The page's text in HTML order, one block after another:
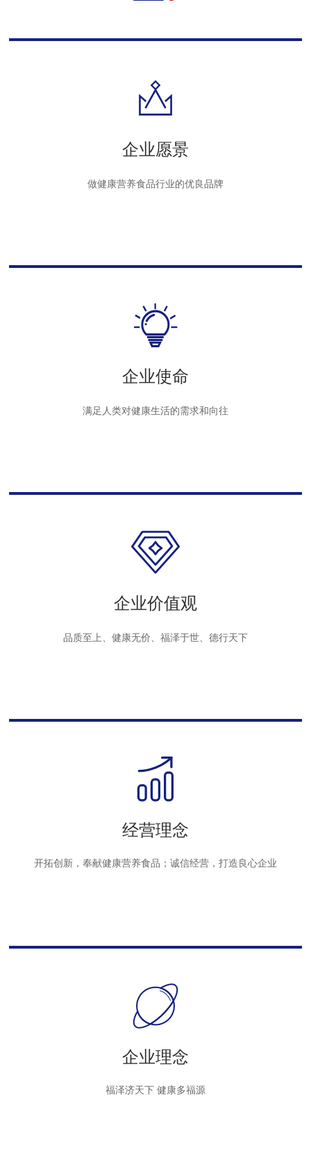
企业愿景
做健康营养食品行业的优良品牌
企业使命
满足人类对健康生活的需求和向往
企业价值观
品质至上、健康无价、福泽于世、德行天下
经营理念
开拓创新，奉献健康营养食品；诚信经营，打造良心企业
企业理念
福泽济天下 健康多福源